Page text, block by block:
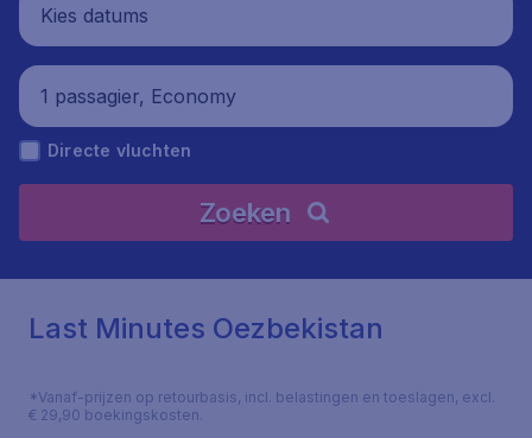
Kies datums
1 passagier, Economy
Directe vluchten
Zoeken
Last Minutes Oezbekistan
*Vanaf-prijzen op retourbasis, incl. belastingen en toeslagen, excl.
€ 29,90 boekingskosten.